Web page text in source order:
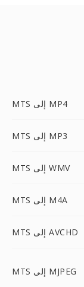
MTS إلى MP4
MTS إلى MP3
MTS إلى WMV
MTS إلى M4A
MTS إلى AVCHD
MTS إلى MJPEG